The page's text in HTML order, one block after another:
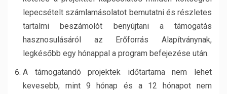
lepecsételt számlamásolatot bemutatni és részletes
tartalmi beszámolót benyújtani a támogatás
hasznosulásáról az Erőforrás Alapítványnak,
legkésőbb egy hónappal a program befejezése után.
A támogatandó projektek időtartama nem lehet
kevesebb, mint 9 hónap és a 12 hónapot nem